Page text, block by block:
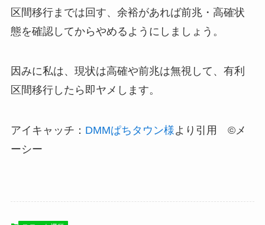
区間移行までは回す、余裕があれば前兆・高確状
態を確認してからやめるようにしましょう。
因みに私は、現状は高確や前兆は無視して、有利
区間移行したら即ヤメします。
アイキャッチ： DMMぱちタウン様より引用 ©メ
ーシー